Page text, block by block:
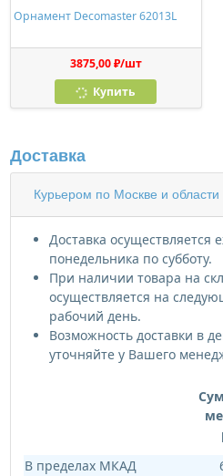
Орнамент Decomaster 62013L
3875,00 ₽/шт
Купить
Доставка
Курьером по Москве и области
Доставка осуществляется
понедельника по субботу.
При наличии товара на
осуществляется на
рабочий день.
Возможность доставки в
уточняйте у Вашего
В пределах МКАД